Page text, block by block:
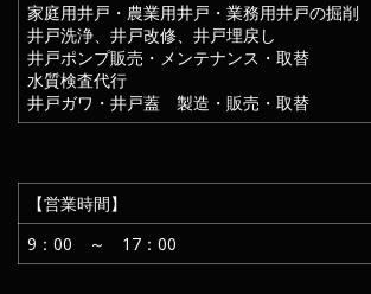
家庭用井戸・農業用井戸・業務用井戸の掘削
井戸洗浄、井戸改修、井戸埋戻し
井戸ポンプ販売・メンテナンス・取替
水質検査代行
井戸ガワ・井戸蓋 製造・販売・取替
【営業時間】
9：00 ～ 17：00